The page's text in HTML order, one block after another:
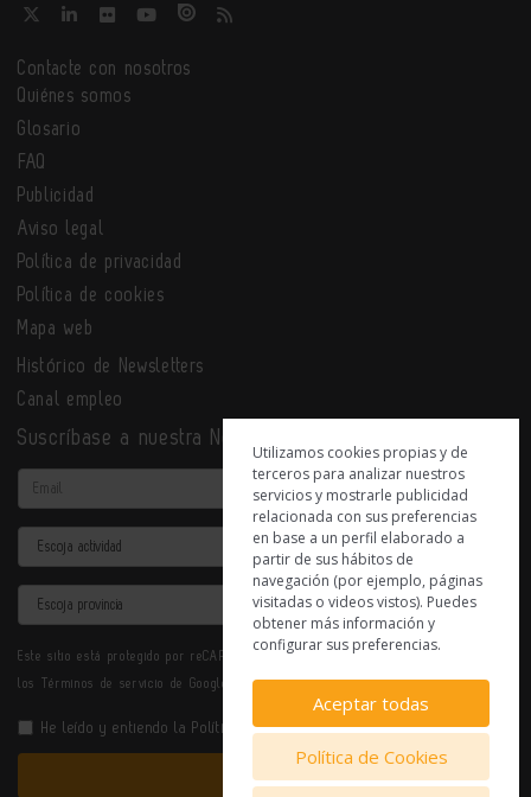
Contacte con nosotros
Quiénes somos
Glosario
FAQ
Publicidad
Aviso legal
Política de privacidad
Política de cookies
Mapa web
Histórico de Newsletters
Canal empleo
Suscríbase a nuestra Newsletter
Email
Actividad
Provincia
Este sitio está protegido por reCAPTCHA y se aplican la
los Términos de servicio de Google.
He leído y entiendo la Política de Privacidad
Enviar
Utilizamos cookies propias y de
terceros para analizar nuestros
servicios y mostrarle publicidad
relacionada con sus preferencias
en base a un perfil elaborado a
partir de sus hábitos de
navegación (por ejemplo, páginas
visitadas o videos vistos). Puedes
obtener más información y
configurar sus preferencias.
Aceptar todas
Política de Cookies